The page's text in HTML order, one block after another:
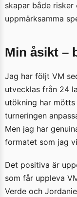
skapar både
uppmärksamma
Min åsikt –
Jag har följt VM
utvecklas från 24
utökning har
turneringen
Men jag har
formatet som jag
Det positiva är
som får uppleva
Verde och